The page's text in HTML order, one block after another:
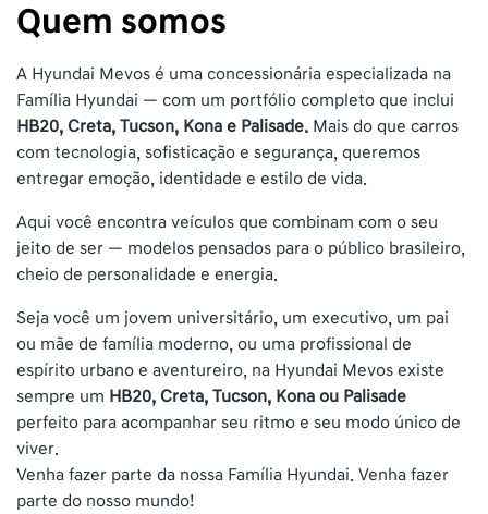
Quem somos
A Hyundai Mevos é uma concessionária especializada na
Família Hyundai — com um portfólio completo que inclui
HB20, Creta, Tucson, Kona e Palisade. Mais do que carros
com tecnologia, sofisticação e segurança, queremos
entregar emoção, identidade e estilo de vida.
Aqui você encontra veículos que combinam com o seu
jeito de ser — modelos pensados para o público brasileiro,
cheio de personalidade e energia.
Seja você um jovem universitário, um executivo, um pai
ou mãe de família moderno, ou uma profissional de
espírito urbano e aventureiro, na Hyundai Mevos existe
sempre um HB20, Creta, Tucson, Kona ou Palisade
perfeito para acompanhar seu ritmo e seu modo único de
viver.
Venha fazer parte da nossa Família Hyundai. Venha fazer
parte do nosso mundo!